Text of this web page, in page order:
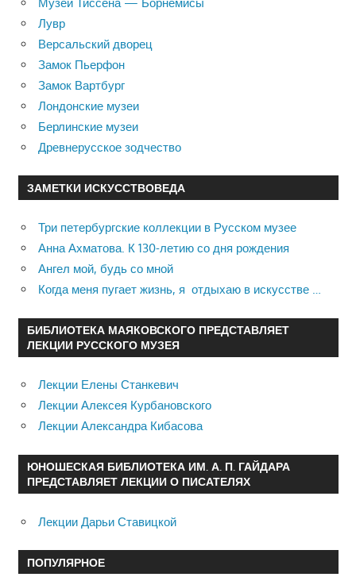
Лувр
Версальский дворец
Замок Пьерфон
Замок Вартбург
Лондонские музеи
Берлинские музеи
Древнерусское зодчество
ЗАМЕТКИ ИСКУССТВОВЕДА
Три петербургские коллекции в Русском музее
Анна Ахматова. К 130-летию со дня рождения
Ангел мой, будь со мной
Когда меня пугает жизнь, я отдыхаю в искусстве …
БИБЛИОТЕКА МАЯКОВСКОГО ПРЕДСТАВЛЯЕТ
ЛЕКЦИИ РУССКОГО МУЗЕЯ
Лекции Елены Станкевич
Лекции Алексея Курбановского
Лекции Александра Кибасова
ЮНОШЕСКАЯ БИБЛИОТЕКА ИМ. А. П. ГАЙДАРА
ПРЕДСТАВЛЯЕТ ЛЕКЦИИ О ПИСАТЕЛЯХ
Лекции Дарьи Ставицкой
ПОПУЛЯРНОЕ